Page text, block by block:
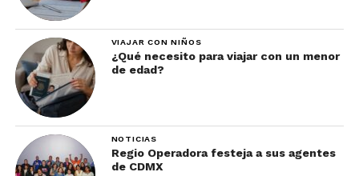
VIAJAR CON NIÑOS
¿Qué necesito para viajar con un menor
de edad?
NOTICIAS
Regio Operadora festeja a sus agentes
de CDMX